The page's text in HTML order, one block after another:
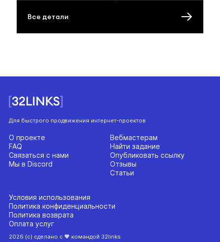
Все детали
Для быстрого продвижения интернет-проектов
Вебмастерам
Найти задание
Опубликовать ссылку
Отзывы
Статьи
О проекте
FAQ
Связаться с нами
Мы в Discord
Условия использования
Политика конфиденциальности
Политика возврата
Оплата услуг
2026 (с) сделано с 🧡 командой 32links